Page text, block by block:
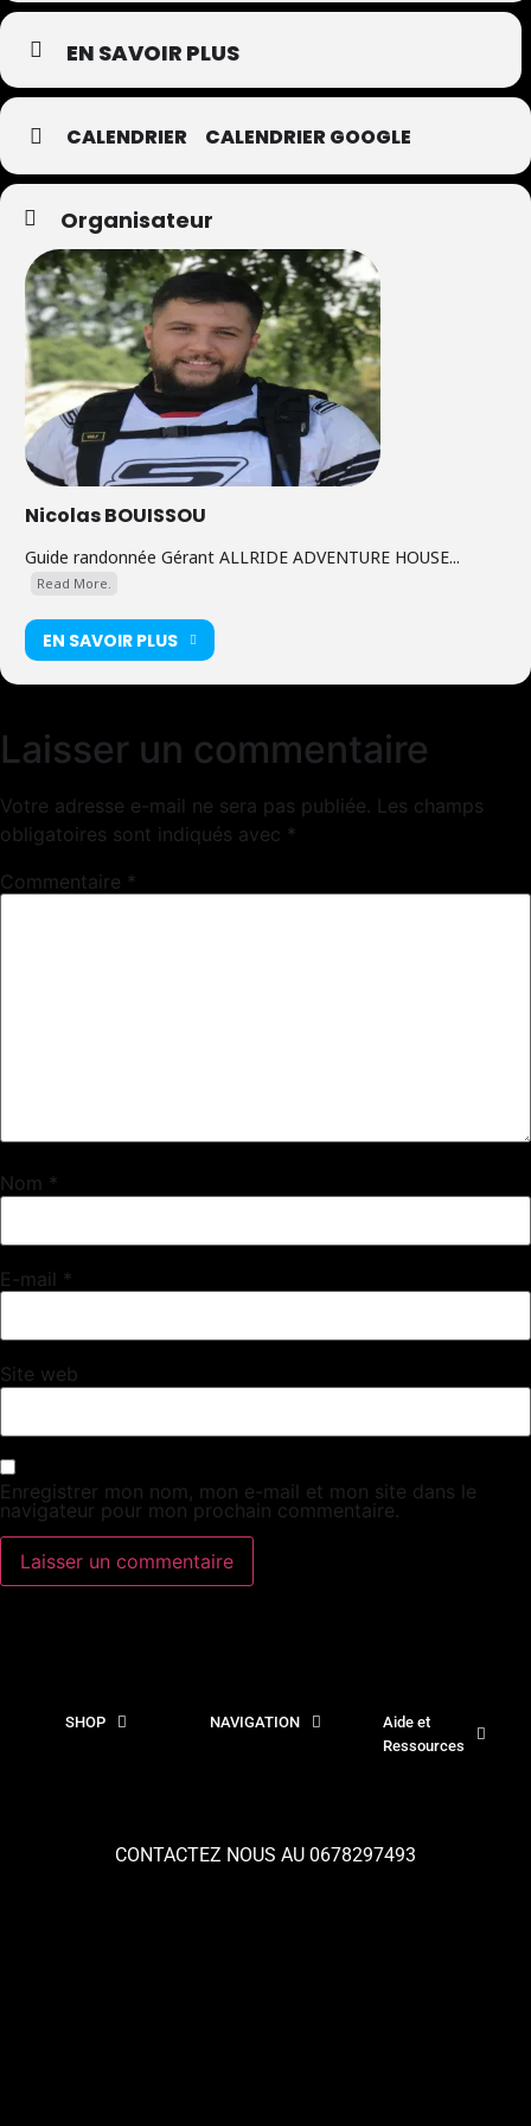
EN SAVOIR PLUS
CALENDRIER CALENDRIER GOOGLE
Organisateur
Nicolas BOUISSOU
Guide randonnée Gérant ALLRIDE ADVENTURE HOUSE...
Read More.
EN SAVOIR PLUS
Laisser un commentaire
Votre adresse e-mail ne sera pas publiée. Les champs
obligatoires sont indiqués avec *
Commentaire *
Nom *
E-mail *
Site web
Enregistrer mon nom, mon e-mail et mon site dans le
navigateur pour mon prochain commentaire.
SHOP NAVIGATION
Aide et
Ressources
CONTACTEZ NOUS AU 0678297493